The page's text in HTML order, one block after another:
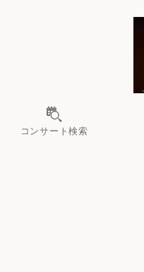
コンサート検索